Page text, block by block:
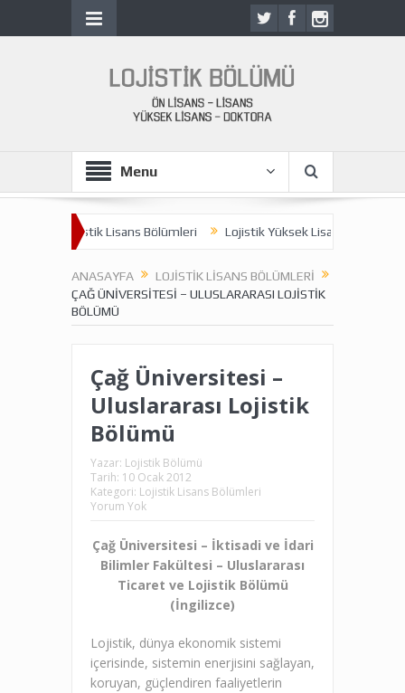
Menu
Lojistik Lisans Bölümleri Lojistik Yüksek Lisans Programları
ANASAYFA
LOJISTIK LISANS BÖLÜMLERI
ÇAĞ ÜNIVERSITESI – ULUSLARARASI LOJISTIK
BÖLÜMÜ
Çağ Üniversitesi –
Uluslararası Lojistik
Bölümü
Yazar: Lojistik Bölümü
Tarih: 10 Ocak 2012
Kategori: Lojistik Lisans Bölümleri
Yorum Yok
Çağ Üniversitesi – İktisadi ve İdari
Bilimler Fakültesi – Uluslararası
Ticaret ve Lojistik Bölümü
(İngilizce)
Lojistik, dünya ekonomik sistemi
içerisinde, sistemin enerjisini sağlayan,
koruyan, güçlendiren faaliyetlerin